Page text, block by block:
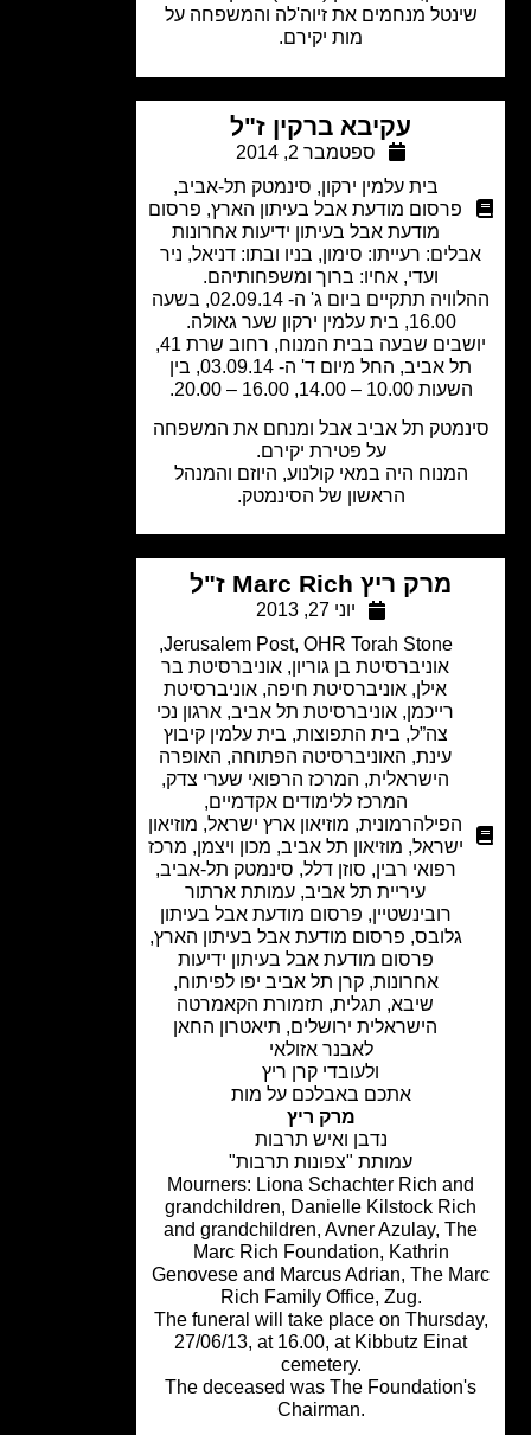
מנחמים את זיוה'לה והמשפחה על
מות יקירם.
עקיבא ברקין ז"ל
ספטמבר 2, 2014
בית עלמין ירקון,סינמטק תל-אביב,
פרסום מודעת אבל בעיתון הארץ,פרסום
מודעת אבל בעיתון ידיעות אחרונות
רעייתו: סימון, בניו ובתו: דניאל, ניר
ועדי, אחיו: ברוך ומשפחותיהם.
ההלוויה תתקיים ביום ג' ה- 02.09.14, בשעה
יושבים שבעה בבית המנוח, רחוב שרת 41,
תל אביב, החל מיום ד' ה- 03.09.14, בין
תל אביב אבל ומנחם את המשפחה
על פטירת יקירם.
המנוח היה במאי קולנוע, היוזם והמנהל
הראשון של הסינמטק.
מרק ריץ Marc Rich ז"ל
Jerusalem Post,OHR Torah Stone
אוניברסיטת בן גוריון ,אוניברסיטת בר
אוניברסיטת חיפה,אוניברסיטת
אוניברסיטת תל אביב,ארגון נכי
בית התפוצות,בית עלמין קיבוץ
האוניברסיטה הפתוחה,האופרה
הישראלית,המרכז הרפואי שערי צדק,
המרכז ללימודים אקדמיים,
הפילהרמונית,מוזיאון ארץ ישראל, מוזיאון
ישראל
מוזיאון תל אביב,מכון ויצמן,מרכז
רפואי רבין,סוזן דלל,סינמטק תל-אביב,
עיריית תל אביב,עמותת ארתור
רובינשטיין,פרסום מודעת אבל בעיתון
פרסום מודעת אבל בעיתון הארץ,
פרסום מודעת אבל בעיתון ידיעות
אחרונות,קרן תל אביב יפו לפיתוח ,
תגלית, תזמורת הקאמרטה
הישראלית ירושלים ,תיאטרון החאן
לאבנר אזולאי
ולעובדי קרן ריץ
אתכם באבלכם על מות
מרק ריץ
נדבן ואיש תרבות
עמותת "צפונות תרבות"
Mourners: Liona Schachter Rich
grandchildren, Danielle Kilstock
and grandchildren, Avner Azulay,
Marc Rich Foundation, Kathrin
Genovese and Marcus Adrian, The
Rich Family Office, Zug.
The funeral will take place on
27/06/13, at 16.00, at Kibbutz Einat
cemetery.
The deceased was The
Chairman.